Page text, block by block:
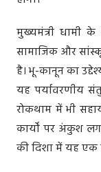
मुख्यमंत्री धामी
सामाजिक और
है। भू-कानून का
यह पर्यावरणीय
रोकथाम में भी
कार्यों पर अंकुश
की दिशा में यह एक